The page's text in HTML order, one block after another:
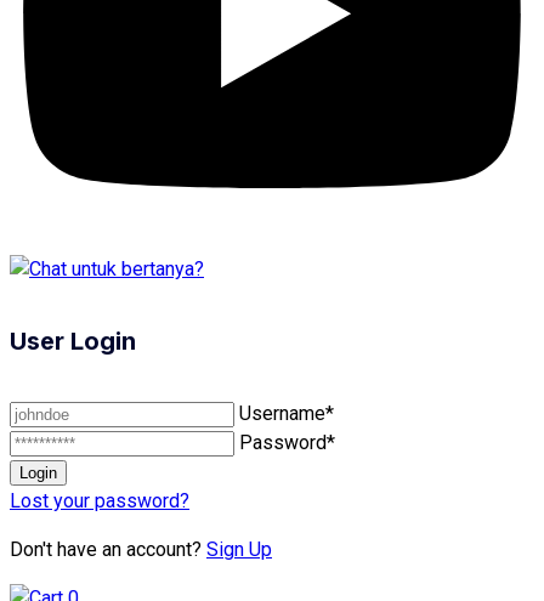
User Login
Username*
Password*
Lost your password?
Don't have an account? Sign Up